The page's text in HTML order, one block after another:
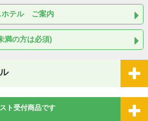
ホテル ご案内
満の方は必須)
ト受付商品です